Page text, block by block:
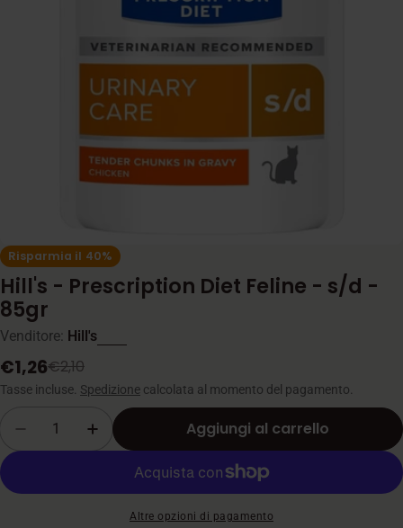
Risparmia il 40%
Hill's - Prescription Diet Feline - s/d -
85gr
Venditore: Hill's
Prezzo
di
€1,26
Prezzo
normale
€2,10
Tasse incluse. Spedizione calcolata al momento del pagamento.
Diminuisci la quantità per Hill&#39;s -
Aumenta la quantità per Hill&#39;s
Aggiungi al carrello
Altre opzioni di pagamento